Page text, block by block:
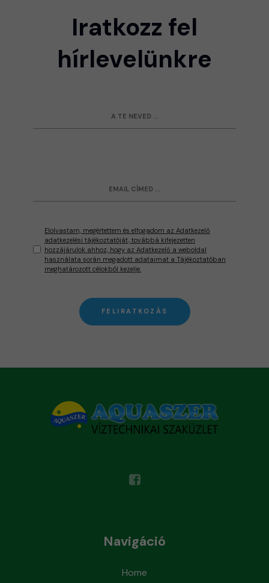
Iratkozz fel
hírlevelünkre
Elolvastam, megértettem és elfogadom az Adatkezelő
adatkezelési tájékoztatóját, továbbá kifejezetten
hozzájárulok ahhoz, hogy az Adatkezelő a weboldal
használata során megadott adataimat a Tájékoztatóban
meghatározott célokból kezelje.
FELIRATKOZÁS
Navigáció
Home